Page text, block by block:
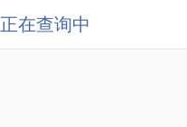
正在查询中